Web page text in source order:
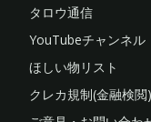
タロウ通信
YouTubeチャンネル
ほしい物リスト
クレカ規制(金融検